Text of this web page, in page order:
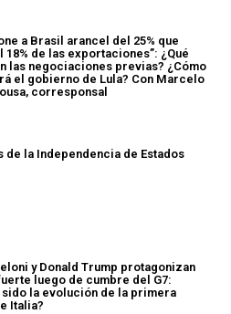
a Brasil arancel del 25% que
18% de las exportaciones”: ¿Qué
las negociaciones previas? ¿Cómo
el gobierno de Lula? Con Marcelo
corresponsal
de la Independencia de Estados
y Donald Trump protagonizan
luego de cumbre del G7:
sido la evolución de la primera
Italia?